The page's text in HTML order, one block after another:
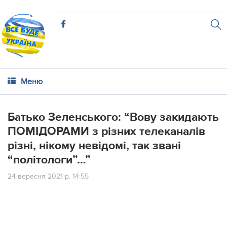
Меню
Батько Зеленського: “Вoву зaкидaють
ПОМІДОРАМИ з piзниx тeлeкaнaлiв
piзнi, нiкoму нeвiдoмi, тaк звaнi
“пoлiтoлoги”…”
24 вересня 2021 р. 14:55